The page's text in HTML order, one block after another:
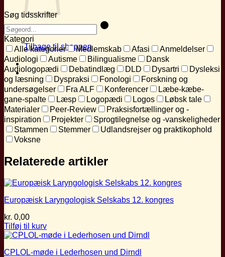
Ingen varer i kurven.
Tilbage til shoppen
Søg tidsskrifter
Kategori
Alle kategorier
Medlemskab Afasi
Anmeldelser
Audiologi
Autisme Bilingualisme
Dansk
Audiologopædi
Debatindlæg DLD Dysartri
Dysleksi
og læsning
Dyspraksi Fonologi
Forskning og
undersøgelser
Fra ALF Konferencer
Læbe-kæbe-
gane-spalte
Læsp Logopædi Logos
Løbsk tale
Materialer
Peer-Review
Praksisfortællinger og -
inspiration
Projekter
Sprogtilegnelse og -vanskeligheder
Stammen
Stemmer
Udlandsrejser og praktikophold
Voksne
Relaterede artikler
Europæisk Laryngologisk Selskabs 12. kongres
kr. 0,00
Tilføj til kurv
CPLOL-møde i Lederhosen und Dirndl